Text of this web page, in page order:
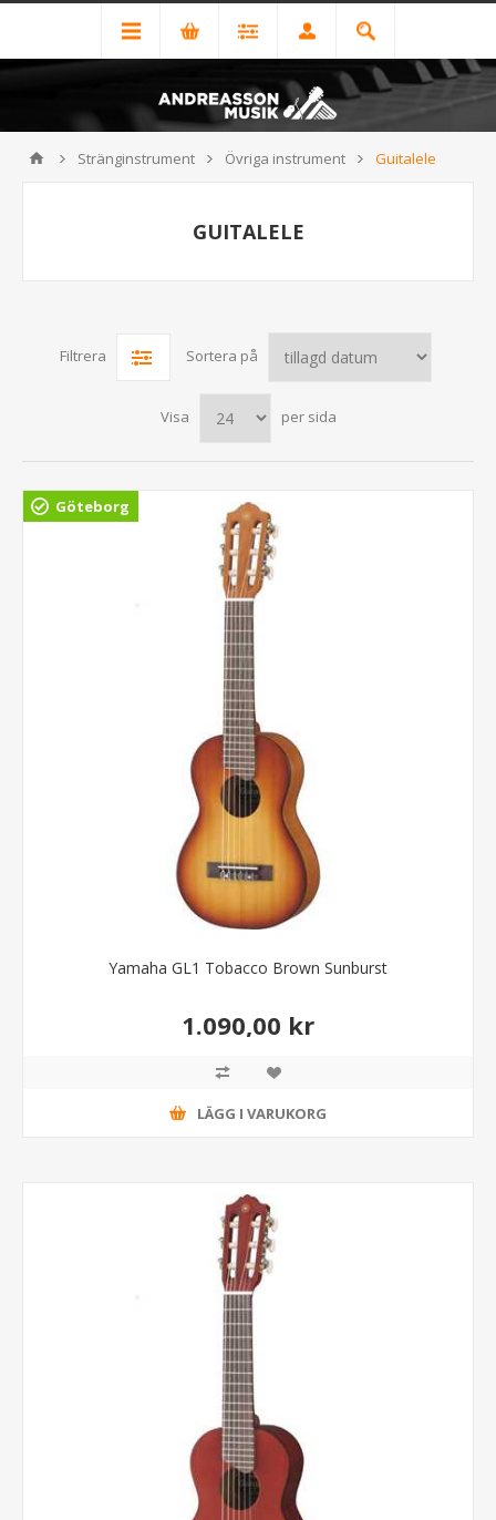
Stränginstrument Övriga instrument Guitalele
GUITALELE
Filtrera Sortera på
Visa per sida
Göteborg
Yamaha GL1 Tobacco Brown Sunburst
1.090,00 kr
LÄGG I VARUKORG